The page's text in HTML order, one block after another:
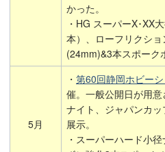
かった。
・HG スーパーX･XX
本）、ローフリクシ
(24mm)&3本スポーク
5月
・ 第60回静岡ホビー
催。一般公開日が用
ナイト、ジャパンカ
展示。
・スーパーハード小